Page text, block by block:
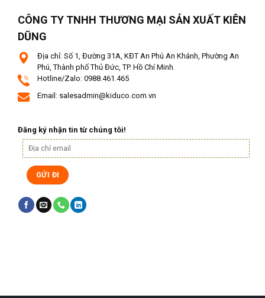
CÔNG TY TNHH THƯƠNG MẠI SẢN XUẤT KIÊN
DŨNG
Địa chỉ: Số 1, Đường 31A, KĐT An Phú An Khánh, Phường An
Phú, Thành phố Thủ Đức, TP. Hồ Chí Minh.
Hotline/Zalo: 0988.461.465
Email: salesadmin@kiduco.com.vn
Đăng ký nhận tin từ chúng tôi!